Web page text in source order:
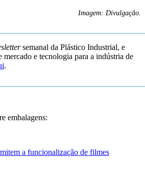
Imagem: Divulgação.
semanal da Plástico Industrial, e
mercado e tecnologia para a indústria de
.
embalagens:
a funcionalização de filmes